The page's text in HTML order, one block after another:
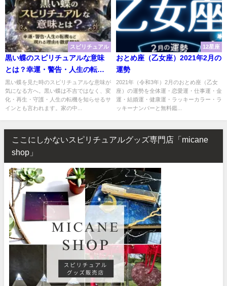
スピリチュアル
黒い蝶のスピリチュアルな意味
とは？幸運・警告・人生の転機
など現れる理由を徹底解説
黒い蝶を見た時のスピリチュアルな意味が
気になる方へ。黒い蝶は不吉ではなく、変
化・再生・守護・人生の転機を知らせるサ
インとも言われます。家の中...
12星座
おとめ座（乙女座）2021年2月の
運勢
2021年（令和3年）2月のおとめ座（乙女
座）の運勢を全体運・恋愛運・仕事運・金
運・結婚運・健康運・ラッキーカラー・ラ
ッキーナンバーと無料鑑...
ここにしかないスピリチュアルグッズ専門店「micane
shop」